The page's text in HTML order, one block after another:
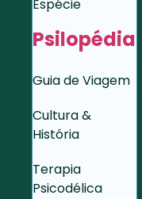
Espécie
Psilopédia
Guia de Viagem
Cultura &
História
Terapia
Psicodélica